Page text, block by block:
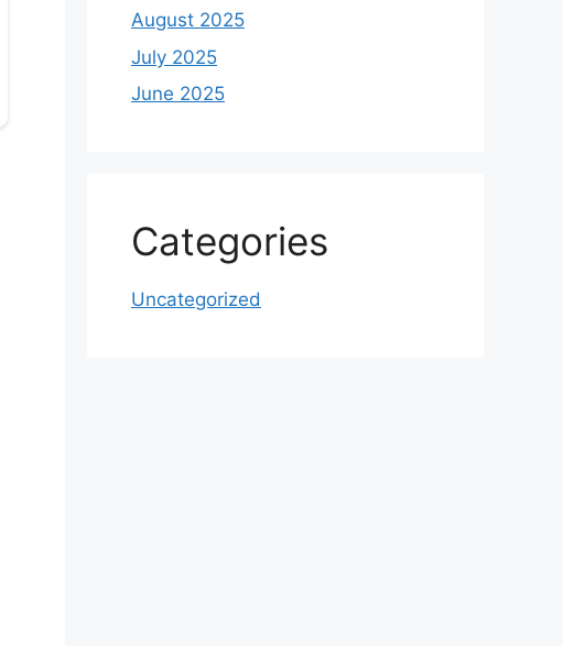
August 2025
July 2025
June 2025
Categories
Uncategorized